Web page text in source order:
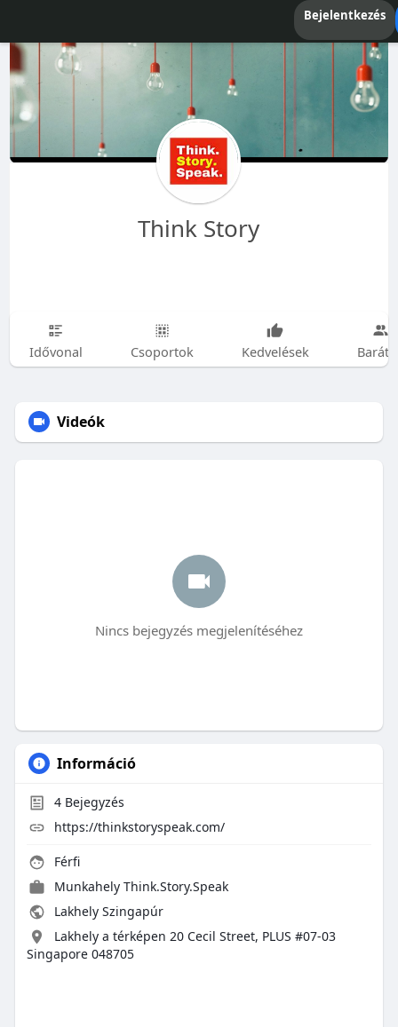
Bejelentkezés
Think Story
Idővonal Csoportok Kedvelések
Videók
Nincs bejegyzés megjelenítéséhez
Információ
4Bejegyzés
https://thinkstoryspeak.com/
Férfi
Munkahely Think.Story.Speak
Lakhely Szingapúr
Lakhely a térképen 20 Cecil Street, PLUS #07-03
Singapore 048705